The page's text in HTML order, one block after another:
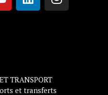
TRANSPORT
et transferts